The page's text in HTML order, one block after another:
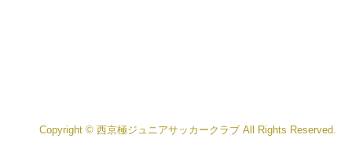
Copyright © 西京極ジュニアサッカークラブ All Rights Reserved.